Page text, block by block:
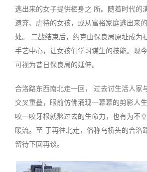
逃出来的女子提供栖身之 所。随着时代的
遗弃、 虐待的女孩，或从富裕家庭逃出来
处。 二战结束后，约克山保良局原址成为
手艺中心，让女孩们学习谋生的技能。现
可视为昔日保良局的延伸。
合洛路东西南北走一回， 过去讨生活人家
交叉重叠，眼前仿佛涌现一幕幕的剪影人
咬一咬牙根就熬过去的生命力，也有为不
暖流。至 于再往北走，俗称乌桥头的合洛
留待下回再谈。